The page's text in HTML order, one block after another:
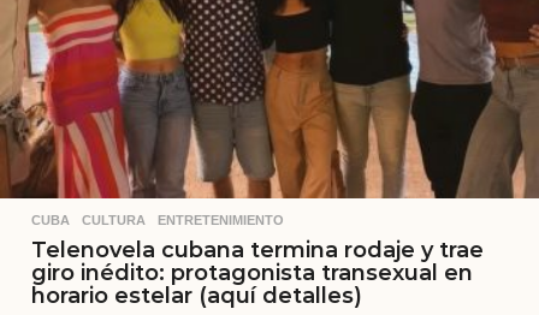
CUBA ,CULTURA ,ENTRETENIMIENTO
Telenovela cubana termina rodaje y trae
giro inédito: protagonista transexual en
horario estelar (aquí detalles)